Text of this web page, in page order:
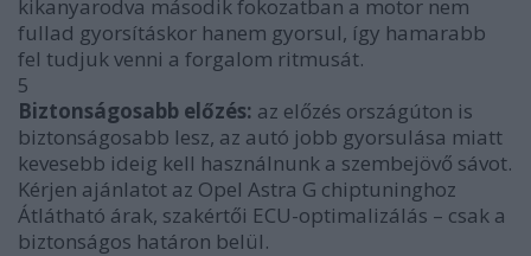
kikanyarodva második fokozatban a motor nem
fullad gyorsításkor hanem gyorsul, így hamarabb
fel tudjuk venni a forgalom ritmusát.
5
Biztonságosabb előzés: az előzés országúton is
biztonságosabb lesz, az autó jobb gyorsulása miatt
kevesebb ideig kell használnunk a szembejövő sávot.
Kérjen ajánlatot az Opel Astra G chiptuninghoz
Átlátható árak, szakértői ECU-optimalizálás – csak a
biztonságos határon belül.